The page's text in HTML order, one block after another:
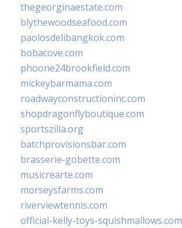
thegeorginaestate.com
blythewoodseafood.com
paolosdelibangkok.com
bobacove.com
phoone24brookfield.com
mickeybarmama.com
roadwayconstructioninc.com
shopdragonflyboutique.com
sportszilla.org
batchprovisionsbar.com
brasserie-gobette.com
musicrearte.com
morseysfarms.com
riverviewtennis.com
official-kelly-toys-squishmallows.com